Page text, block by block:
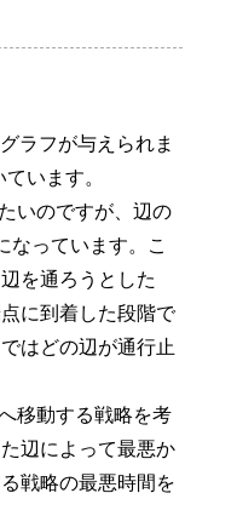
ラフが与えられま
います。
いのですが、辺の
なっています。こ
を通ろうとした
に到着した段階で
はどの辺が通行止
移動する戦略を考
辺によって最悪か
戦略の最悪時間を